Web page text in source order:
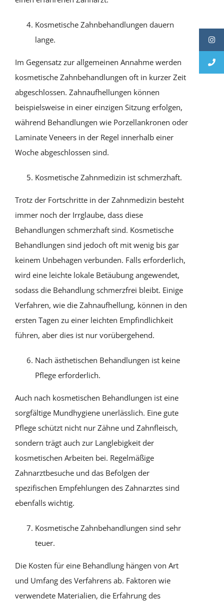
Kosmetische Zahnbehandlungen dauern
lange.
Im Gegensatz zur allgemeinen Annahme werden
kosmetische Zahnbehandlungen oft in kurzer Zeit
abgeschlossen. Zahnaufhellungen können
beispielsweise in einer einzigen Sitzung erfolgen,
während Behandlungen wie Porzellankronen oder
Laminate Veneers in der Regel innerhalb einer
Woche abgeschlossen sind.
Kosmetische Zahnmedizin ist schmerzhaft.
Trotz der Fortschritte in der Zahnmedizin besteht
immer noch der Irrglaube, dass diese
Behandlungen schmerzhaft sind. Kosmetische
Behandlungen sind jedoch oft mit wenig bis gar
keinem Unbehagen verbunden. Falls erforderlich,
wird eine leichte lokale Betäubung angewendet,
sodass die Behandlung schmerzfrei bleibt. Einige
Verfahren, wie die Zahnaufhellung, können in den
ersten Tagen zu einer leichten Empfindlichkeit
führen, aber dies ist nur vorübergehend.
Nach ästhetischen Behandlungen ist keine
Pflege erforderlich.
Auch nach kosmetischen Behandlungen ist eine
sorgfältige Mundhygiene unerlässlich. Eine gute
Pflege schützt nicht nur Zähne und Zahnfleisch,
sondern trägt auch zur Langlebigkeit der
kosmetischen Arbeiten bei. Regelmäßige
Zahnarztbesuche und das Befolgen der
spezifischen Empfehlungen des Zahnarztes sind
ebenfalls wichtig.
Kosmetische Zahnbehandlungen sind sehr
teuer.
Die Kosten für eine Behandlung hängen von Art
und Umfang des Verfahrens ab. Faktoren wie
verwendete Materialien, die Erfahrung des